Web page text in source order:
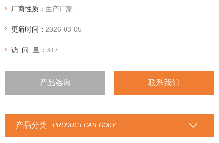
厂商性质：生产厂家
更新时间： 2026-03-05
访 问 量：317
产品咨询 联系我们
产品分类 PRODUCT CATEGORY